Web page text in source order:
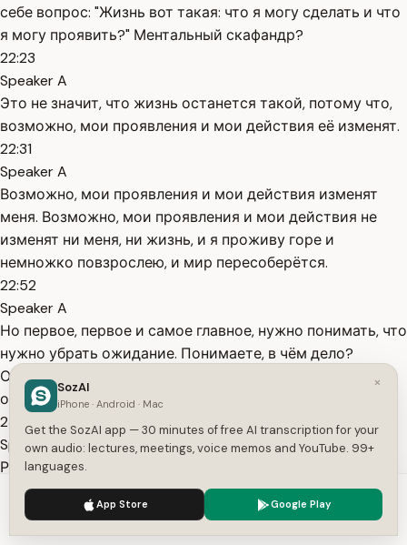
себе вопрос: "Жизнь вот такая: что я могу сделать и что
я могу проявить?" Ментальный скафандр?
22:23
Speaker A
Это не значит, что жизнь останется такой, потому что,
возможно, мои проявления и мои действия её изменят.
22:31
Speaker A
Возможно, мои проявления и мои действия изменят
меня. Возможно, мои проявления и мои действия не
изменят ни меня, ни жизнь, и я проживу горе и
немножко повзрослею, и мир пересоберётся.
22:52
Speaker A
Но первое, первое и самое главное, нужно понимать, что
нужно убрать ожидание. Понимаете, в чём дело?
Ожидания вносят в ментальный скафандр ещё один
очень важный параметр.
23:08
Speaker A
Ребёнок идёт в школу, и вы ожидаете, что он будет
учиться. У вас прямо есть набор требований, и вы
настолько смотрите в учёбу, что не смотрите в дружбу
или не смотрите в его отношения с учительницей. И вы
We use cookies to enhance your experience.
×
SozAI
iPhone · Android · Mac
Get the SozAI app — 30 minutes of free AI transcription for your
own audio: lectures, meetings, voice memos and YouTube. 99+
languages.
App Store Google Play